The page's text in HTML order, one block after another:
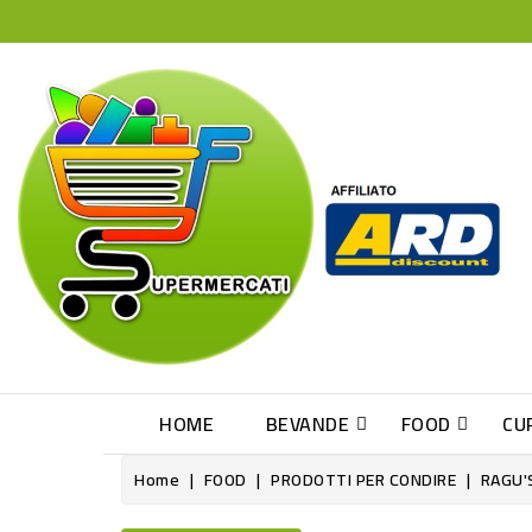
HOME BEVANDE FOOD
Home FOOD PRODOTTI PER CONDIRE